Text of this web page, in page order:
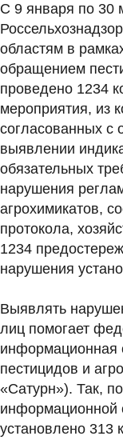
С 9 января по 30
областям в
обращением
проведено 1234
мероприятия, из
согласованных с
выявлении
обязательных
нарушения
агрохимикатов,
протокола,
1234
нарушения
Выявлять
лиц помогает
информационная
пестицидов и
«Сатурн»). Так,
информационной
установлено 313